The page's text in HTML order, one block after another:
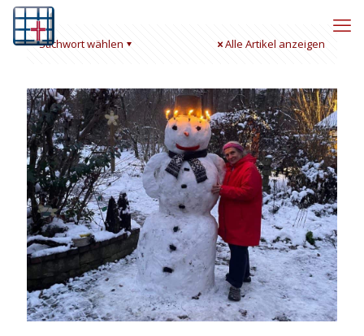
Stichwort wählen Alle Artikel anzeigen